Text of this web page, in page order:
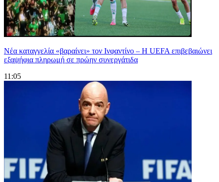
Νέα καταγγελία «βαραίνει» τον Ινφαντίνο – Η UEFA επιβεβαιώνει
εξαψήφια πληρωμή σε πρώην συνεργάτιδα
11:05